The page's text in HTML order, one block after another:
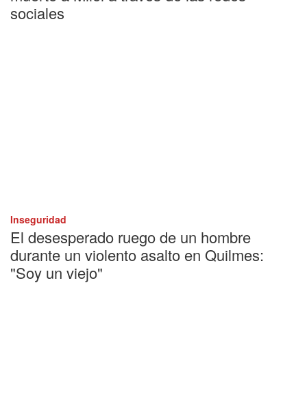
sociales
Inseguridad
El desesperado ruego de un hombre
durante un violento asalto en Quilmes:
"Soy un viejo"